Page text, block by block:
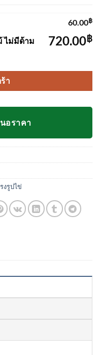
60.00฿
ไม่มีด้าม 720.00฿
า
อราคา
งรูปไข่